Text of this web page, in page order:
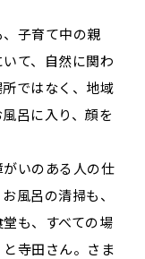
子育て中の親
て、自然に関わ
ではなく、地域
呂に入り、顔を
がいのある人の仕
風呂の清掃も、
も、すべての場
寺田さん。さま